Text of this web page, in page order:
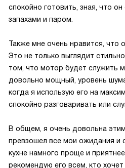
спокойно готовить, зная, что
запахами и паром.
Также мне очень нравится, что
Это не только выглядит
том, что мотор будет служить
довольно мощный, уровень
когда я использую его на
спокойно разговаривать или
В общем, я очень довольна
превзошел все мои ожидания и
кухне намного проще и
рекомендую его всем, кто